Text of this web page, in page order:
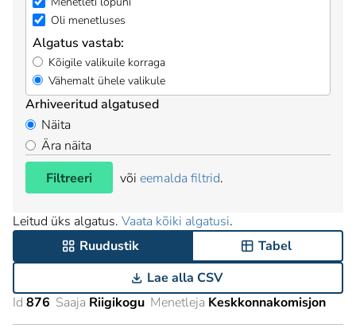
Oli menetluses
Algatus vastab:
Kõigile valikuile korraga
Vähemalt ühele valikule
Arhiveeritud algatused
Näita
Ära näita
Filtreeri
või eemalda filtrid.
Leitud üks algatus. Vaata kõiki algatusi.
Ruudustik
Tabel
Lae alla CSV
Id 876 Saaja Riigikogu Menetleja Keskkonnakomisjon